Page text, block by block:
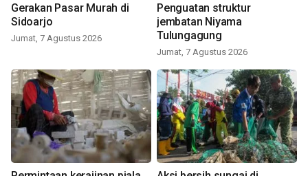
Gerakan Pasar Murah di
Sidoarjo
Jumat, 7 Agustus 2026
Penguatan struktur
jembatan Niyama
Tulungagung
Jumat, 7 Agustus 2026